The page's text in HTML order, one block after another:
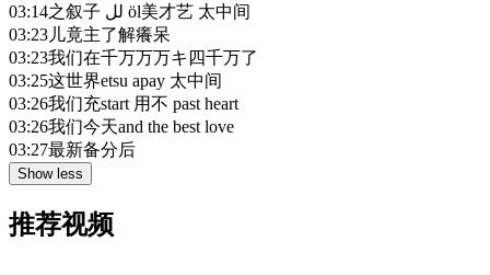
03:14
之叙子 لل öl美才艺 太中间
03:23儿竟主了解癢呆
03:23我们在千万万万キ四千万了
03:25这世界etsu apay 太中间
03:26我们充start 用不 past heart
03:26我们今天and the best love
03:27最新备分后
Show less
推荐视频